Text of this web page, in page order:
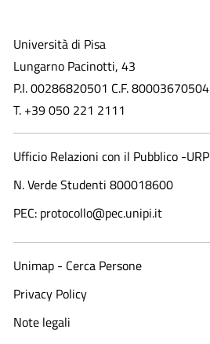
Università di Pisa
Lungarno Pacinotti, 43
P.I. 00286820501 C.F. 80003670504
T. +39 050 221 2111
Ufficio Relazioni con il Pubblico -URP
N. Verde Studenti 800018600​
PEC: protocollo@pec.unipi.it
Unimap - Cerca Persone
Privacy Policy
Note legali